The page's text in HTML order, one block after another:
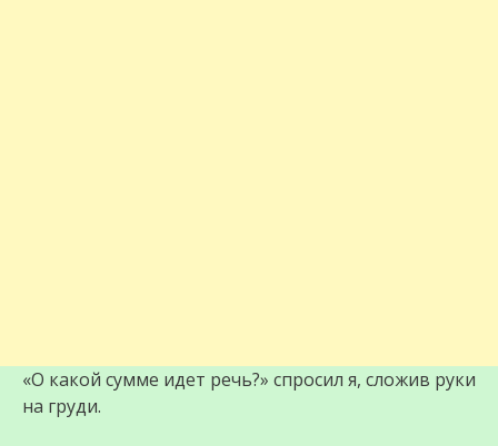
«О какой сумме идет речь?» спросил я, сложив руки
на груди.